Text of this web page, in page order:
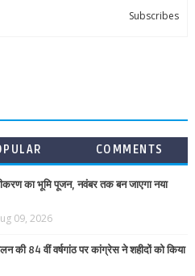
Subscribes
COMMENTS
का भूमि पूजन, नवंबर तक बन जाएगा नया
09, 2026
की 84 वीं वर्षगांठ पर कांग्रेस ने शहीदों को किया